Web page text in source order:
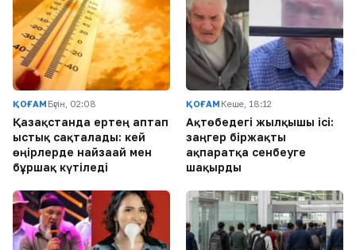
ҚОҒАМ Бүгін, 02:08
Қазақстанда ертең аптап
ыстық сақталады: кей
өңірлерде найзағай мен
бұршақ күтіледі
ҚОҒАМ Кеше, 18:12
Ақтөбедегі жылқышы ісі:
заңгер біржақты
ақпаратқа сенбеуге
шақырды